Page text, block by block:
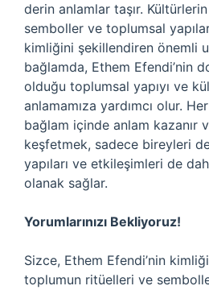
derin anlamlar taşır.
semboller ve toplumsal
kimliğini şekillendiren önemli
bağlamda, Ethem Efendi’nin
olduğu toplumsal yapıyı ve
anlamamıza yardımcı olur.
bağlam içinde anlam kazanır
keşfetmek, sadece bireyleri
yapıları ve etkileşimleri de
olanak sağlar.
Yorumlarınızı Bekliyoruz!
Sizce, Ethem Efendi’nin
toplumun ritüelleri ve